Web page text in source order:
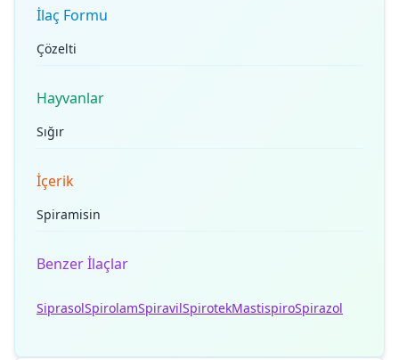
İlaç Formu
Çözelti
Hayvanlar
Sığır
İçerik
Spiramisin
Benzer İlaçlar
SiprasolSpirolamSpiravilSpirotekMastispiroSpirazol